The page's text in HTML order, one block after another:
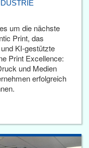
um die nächste
Print, das
KI-gestützte
Print Excellence:
und Medien
erfolgreich